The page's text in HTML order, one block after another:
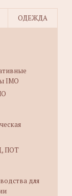
ОДЕЖДА
IMO
ПОТ
для